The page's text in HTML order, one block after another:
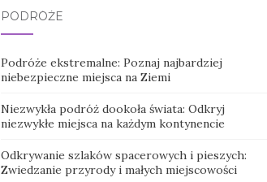
PODRÓŻE
Podróże ekstremalne: Poznaj najbardziej
niebezpieczne miejsca na Ziemi
Niezwykła podróż dookoła świata: Odkryj
niezwykłe miejsca na każdym kontynencie
Odkrywanie szlaków spacerowych i pieszych:
Zwiedzanie przyrody i małych miejscowości